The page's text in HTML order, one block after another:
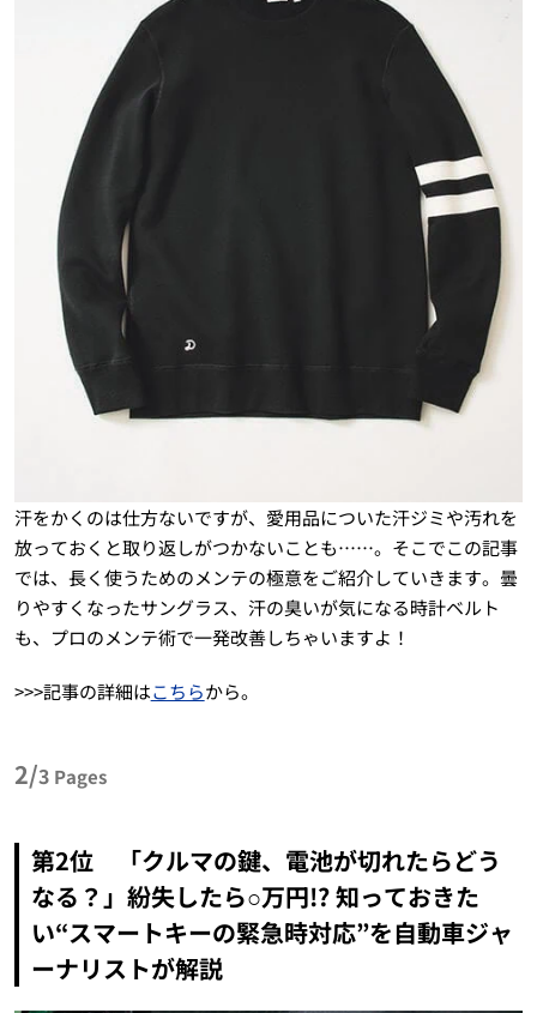
汗をかくのは仕方ないですが、愛用品についた汗ジミや汚れを
放っておくと取り返しがつかないことも……。そこでこの記事
では、長く使うためのメンテの極意をご紹介していきます。曇
りやすくなったサングラス、汗の臭いが気になる時計ベルト
も、プロのメンテ術で一発改善しちゃいますよ！
>>>記事の詳細はこちらから。
2/3 Pages
第2位 「クルマの鍵、電池が切れたらどう
なる？」紛失したら○万円!? 知っておきた
い“スマートキーの緊急時対応”を自動車ジャ
ーナリストが解説